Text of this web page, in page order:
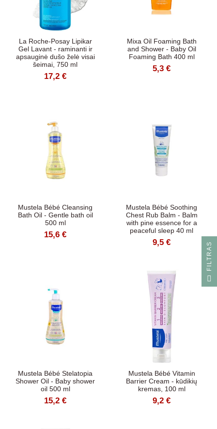
La Roche-Posay Lipikar
Gel Lavant - raminanti ir
apsauginė dušo želė visai
šeimai, 750 ml
17,2 €
Mixa Oil Foaming Bath
and Shower - Baby Oil
Foaming Bath 400 ml
5,3 €
Mustela Bébé Cleansing
Bath Oil - Gentle bath oil
500 ml
15,6 €
Mustela Bébé Soothing
Chest Rub Balm - Balm
with pine essence for a
peaceful sleep 40 ml
9,5 €
Mustela Bébé Stelatopia
Shower Oil - Baby shower
oil 500 ml
15,2 €
Mustela Bébé Vitamin
Barrier Cream - kūdikių
kremas, 100 ml
9,2 €
S